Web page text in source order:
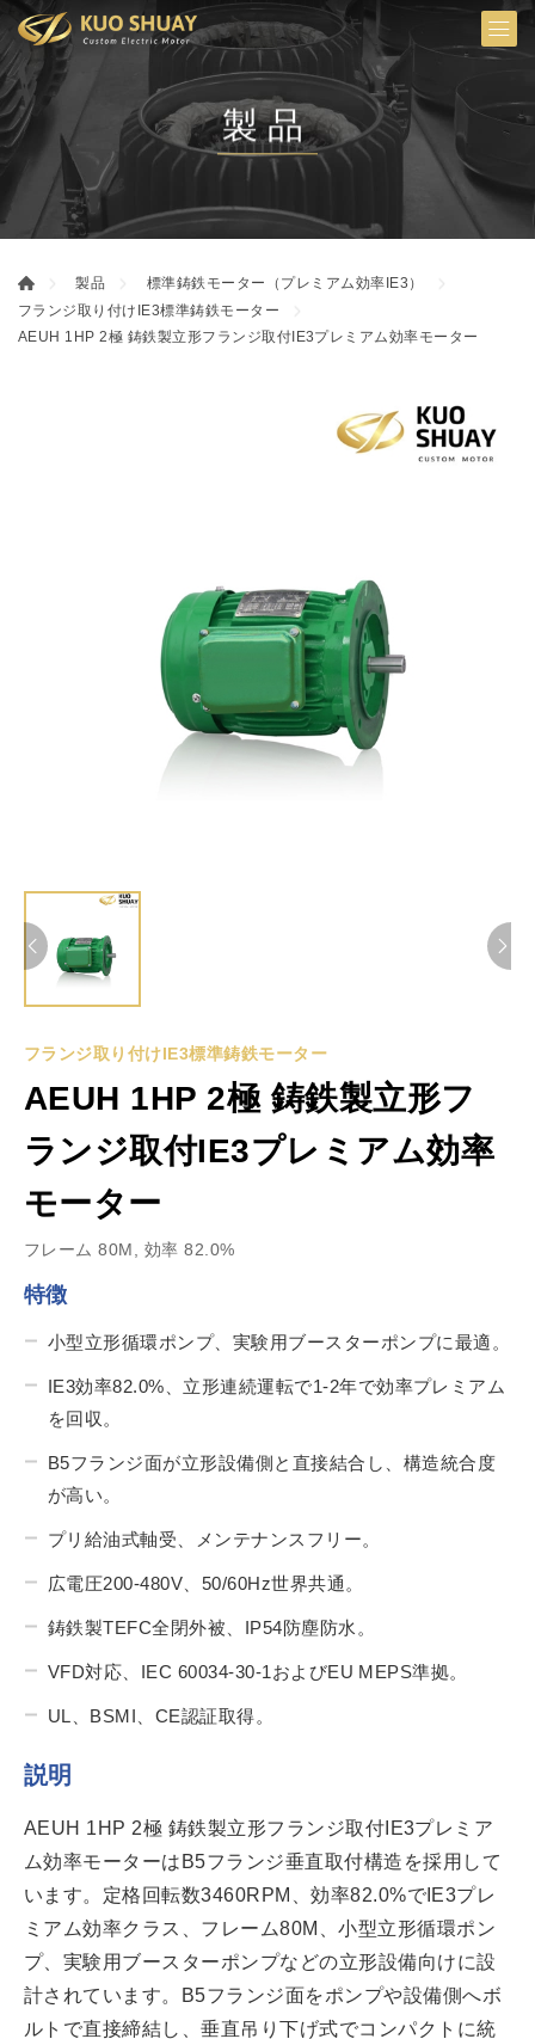
製品
製品
標準鋳鉄モーター（プレミアム効率IE3）
フランジ取り付けIE3標準鋳鉄モーター
AEUH 1HP 2極 鋳鉄製立形フランジ取付IE3プレミアム効率モーター
フランジ取り付けIE3標準鋳鉄モーター
AEUH 1HP 2極 鋳鉄製立形フ
ランジ取付IE3プレミアム効率
モーター
フレーム 80M, 効率 82.0%
特徴
小型立形循環ポンプ、実験用ブースターポンプに最適。
IE3効率82.0%、立形連続運転で1-2年で効率プレミアム
を回収。
B5フランジ面が立形設備側と直接結合し、構造統合度
が高い。
プリ給油式軸受、メンテナンスフリー。
広電圧200-480V、50/60Hz世界共通。
鋳鉄製TEFC全閉外被、IP54防塵防水。
VFD対応、IEC 60034-30-1およびEU MEPS準拠。
UL、BSMI、CE認証取得。
説明
AEUH 1HP 2極 鋳鉄製立形フランジ取付IE3プレミア
ム効率モーターはB5フランジ垂直取付構造を採用して
います。定格回転数3460RPM、効率82.0%でIE3プレ
ミアム効率クラス、フレーム80M、小型立形循環ポン
プ、実験用ブースターポンプなどの立形設備向けに設
計されています。B5フランジ面をポンプや設備側へボ
ルトで直接締結し、垂直吊り下げ式でコンパクトに統